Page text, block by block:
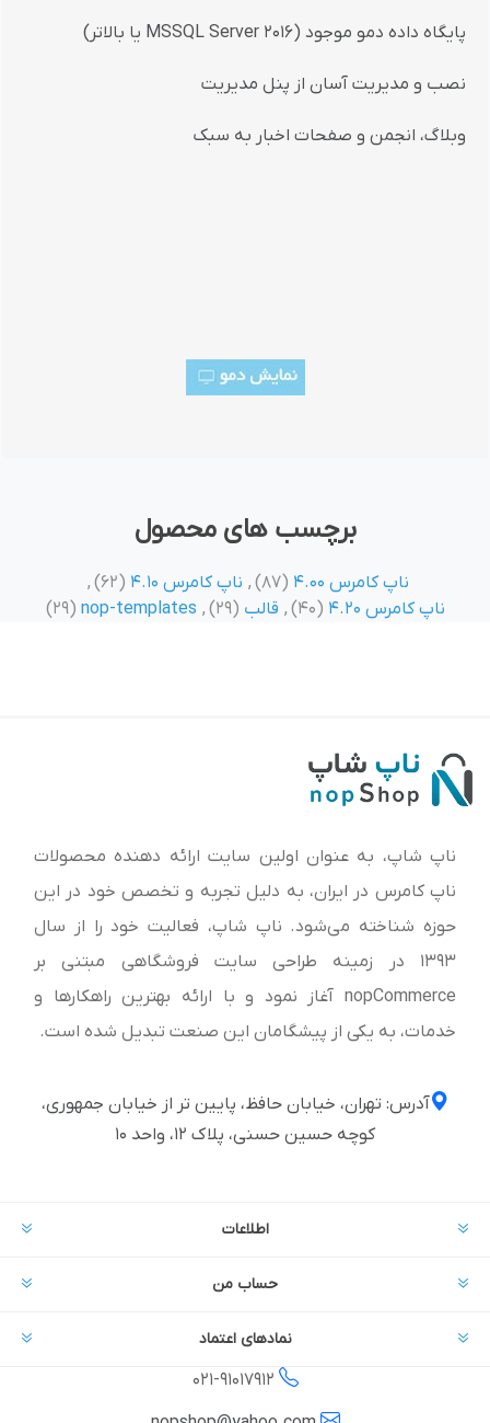
پایگاه داده دمو موجود (MSSQL Server 2016 یا بالاتر)
نصب و مدیریت آسان از پنل مدیریت
وبلاگ، انجمن و صفحات اخبار به سبک
برچسب های محصول
ناپ کامرس 4.00 (87)
, ناپ کامرس 4.10 (62)
,
ناپ کامرس 4.20
(40)
, قالب (29)
,
nop-templates
(29)
ناپ شاپ، به عنوان اولین سایت ارائه‌ دهنده محصولات
ناپ کامرس در ایران، به دلیل تجربه و تخصص خود در این
حوزه شناخته می‌شود. ناپ شاپ، فعالیت خود را از سال
1393 در زمینه طراحی سایت فروشگاهی مبتنی بر
nopCommerce آغاز نمود و با ارائه بهترین راهکارها و
خدمات، به یکی از پیشگامان این صنعت تبدیل شده است.
آدرس: تهران، خیابان حافظ، پایین تر از خیابان جمهوری،
کوچه حسین حسنی، پلاک ۱۲، واحد ۱۰
اطلاعات
حساب من
نمادهای اعتماد
021-91017912